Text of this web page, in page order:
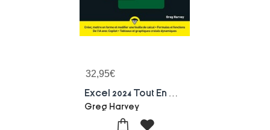
32,95€
Greg Harvey